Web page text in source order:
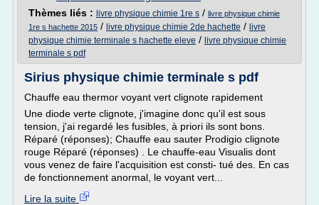
Thèmes liés : livre physique chimie 1re s / livre physique chimie
1re s hachette 2015 / livre physique chimie 2de hachette / livre
physique chimie terminale s hachette eleve / livre physique chimie
terminale s pdf
Sirius physique chimie terminale s pdf
Chauffe eau thermor voyant vert clignote rapidement
Une diode verte clignote, j'imagine donc qu'il est sous
tension, j'ai regardé les fusibles, à priori ils sont bons.
Réparé (réponses); Chauffe eau sauter Prodigio clignote
rouge Réparé (réponses) . Le chauffe-eau Visualis dont
vous venez de faire l'acquisition est consti- tué des. En cas
de fonctionnement anormal, le voyant vert...
Lire la suite